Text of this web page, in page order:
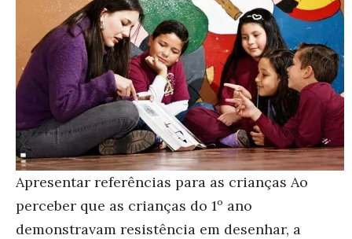
Apresentar referências para as crianças Ao
perceber que as crianças do 1º ano
demonstravam resistência em desenhar, a